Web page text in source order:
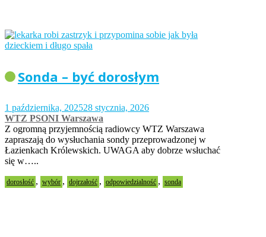
Sonda – być dorosłym
1 października, 202528 stycznia, 2026
WTZ PSONI Warszawa
Z ogromną przyjemnością radiowcy WTZ Warszawa
zapraszają do wysłuchania sondy przeprowadzonej w
Łazienkach Królewskich. UWAGA aby dobrze wsłuchać
się w…..
dorosłość , wybór , dojrzałość , odpowiedzialność , sonda